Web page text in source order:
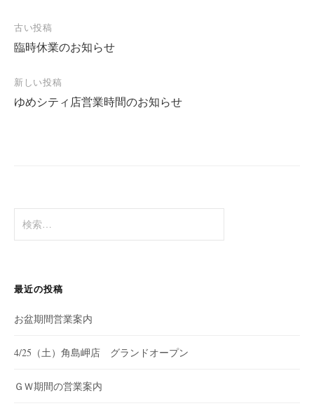
稿
ナ
ョ
ン
古い投稿
臨時休業のお知らせ
新しい投稿
ゆめシティ店営業時間のお知らせ
索
最近の投稿
お盆期間営業案内
4/25（土）角島岬店 グランドオープン
ＧＷ期間の営業案内